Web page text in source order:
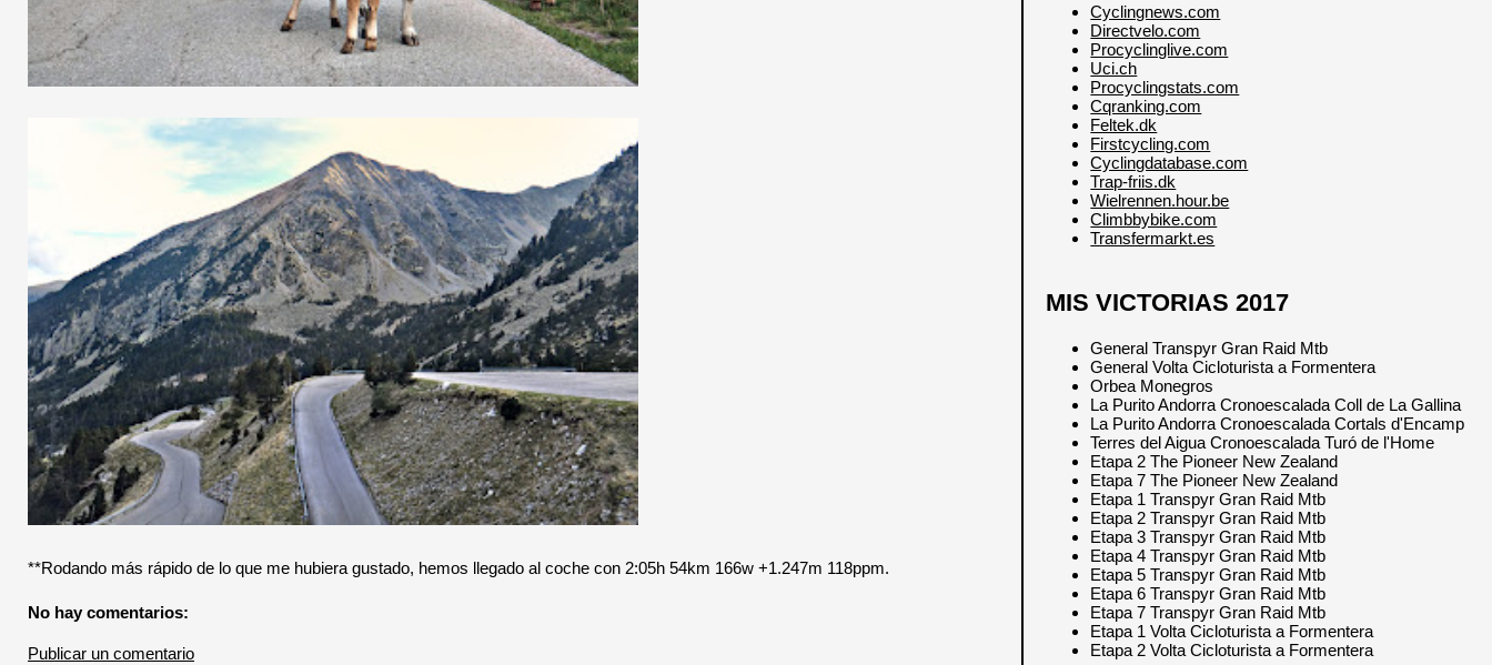
**Rodando más rápido de lo que me hubiera gustado, hemos llegado al coche con 2:05h 54km 166w +1.247m 118ppm.
No hay comentarios:
Publicar un comentario
Cyclingnews.com
Directvelo.com
Procyclinglive.com
Uci.ch
Procyclingstats.com
Cqranking.com
Feltek.dk
Firstcycling.com
Cyclingdatabase.com
Trap-friis.dk
Wielrennen.hour.be
Climbbybike.com
Transfermarkt.es
MIS VICTORIAS 2017
General Transpyr Gran Raid Mtb
General Volta Cicloturista a Formentera
Orbea Monegros
La Purito Andorra Cronoescalada Coll de La Gallina
La Purito Andorra Cronoescalada Cortals d'Encamp
Terres del Aigua Cronoescalada Turó de l'Home
Etapa 2 The Pioneer New Zealand
Etapa 7 The Pioneer New Zealand
Etapa 1 Transpyr Gran Raid Mtb
Etapa 2 Transpyr Gran Raid Mtb
Etapa 3 Transpyr Gran Raid Mtb
Etapa 4 Transpyr Gran Raid Mtb
Etapa 5 Transpyr Gran Raid Mtb
Etapa 6 Transpyr Gran Raid Mtb
Etapa 7 Transpyr Gran Raid Mtb
Etapa 1 Volta Cicloturista a Formentera
Etapa 2 Volta Cicloturista a Formentera